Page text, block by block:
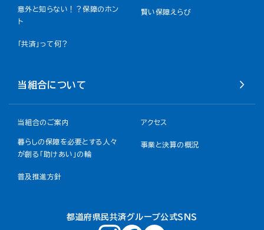
意外と知らない！？保障のホン
ト
賢い保障えらび
「共済」って何？
当組合について
当組合のご案内 アクセス
暮らしの保障を必要とする人々
が創る「助けあい」の輪
事業と決算の概況
普及推進方針
都道府県民共済グループ公式ＳＮＳ